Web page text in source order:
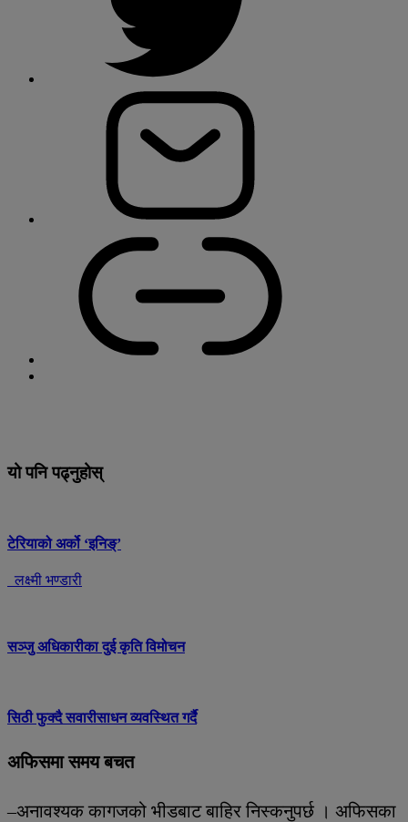
यो पनि पढ्नुहोस्
टेरियाको अर्को ‘इनिङ्’
लक्ष्मी भण्डारी
सञ्जु अधिकारीका दुई कृति विमोचन
सिठी फुक्दै सवारीसाधन व्यवस्थित गर्दै
अफिसमा समय बचत
–अनावश्यक कागजको भीडबाट बाहिर निस्कनुपर्छ । अफिसका